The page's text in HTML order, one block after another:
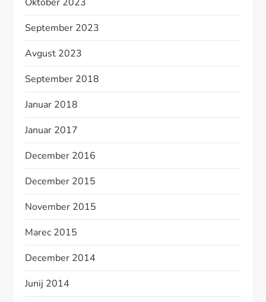
September 2023
Avgust 2023
September 2018
Januar 2018
Januar 2017
December 2016
December 2015
November 2015
Marec 2015
December 2014
Junij 2014